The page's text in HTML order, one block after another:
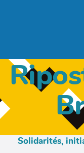
Solidarités,